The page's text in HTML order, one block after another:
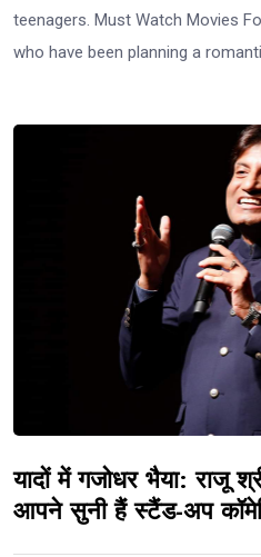
teenagers. Must Watch Movies
who have been planning a
यादों में गजोधर भैया: राजू
आपने सुनी हैं स्टैंड-अप